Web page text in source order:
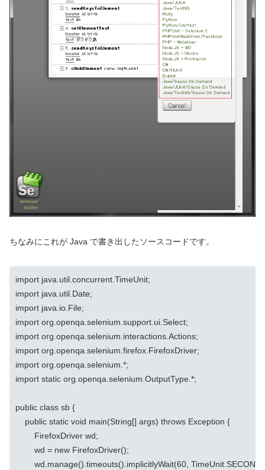
ちなみにこれが Java で書き出したソースコードです。
import java.util.concurrent.TimeUnit;
import java.util.Date;
import java.io.File;
import org.openqa.selenium.support.ui.Select;
import org.openqa.selenium.interactions.Actions;
import org.openqa.selenium.firefox.FirefoxDriver;
import org.openqa.selenium.*;
import static org.openqa.selenium.OutputType.*;
public class sb {
    public static void main(String[] args) throws Exception {
        FirefoxDriver wd;
        wd = new FirefoxDriver();
wd.manage().timeouts().implicitlyWait(60,